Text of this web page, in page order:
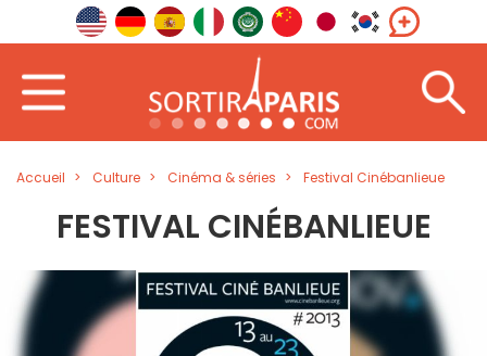
Accueil Culture Cinéma & séries Festival Cinébanlieue
FESTIVAL CINÉBANLIEUE